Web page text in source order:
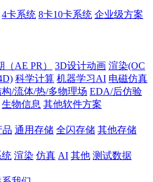
4卡系统 8卡10卡系统 企业级方案
（AE PR） 3D设计动画 渲染(OC
科学计算 机器学习AI 电磁仿真
/流体/热/多物理场 EDA/后仿验
生物信息 其他软件方案
品 通用存储 全闪存储 其他存储
统 渲染 仿真 AI 其他 测试数据